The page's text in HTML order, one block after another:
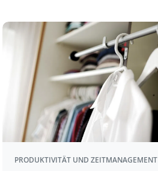
PRODUKTIVITÄT UND ZEITMANAGEMENT